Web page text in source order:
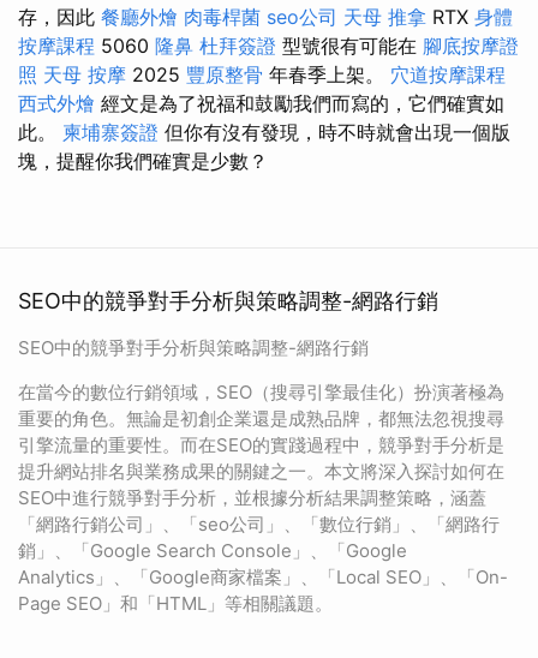
存，因此 餐廳外燴 肉毒桿菌 seo公司 天母 推拿 RTX 身體
按摩課程 5060 隆鼻 杜拜簽證 型號很有可能在 腳底按摩證
照 天母 按摩 2025 豐原整骨 年春季上架。 穴道按摩課程
西式外燴 經文是為了祝福和鼓勵我們而寫的，它們確實如
此。 柬埔寨簽證 但你有沒有發現，時不時就會出現一個版
塊，提醒你我們確實是少數？
SEO中的競爭對手分析與策略調整-網路行銷
SEO中的競爭對手分析與策略調整-網路行銷
在當今的數位行銷領域，SEO（搜尋引擎最佳化）扮演著極為
重要的角色。無論是初創企業還是成熟品牌，都無法忽視搜尋
引擎流量的重要性。而在SEO的實踐過程中，競爭對手分析是
提升網站排名與業務成果的關鍵之一。本文將深入探討如何在
SEO中進行競爭對手分析，並根據分析結果調整策略，涵蓋
「網路行銷公司」、「seo公司」、「數位行銷」、「網路行
銷」、「Google Search Console」、「Google
Analytics」、「Google商家檔案」、「Local SEO」、「On-
Page SEO」和「HTML」等相關議題。